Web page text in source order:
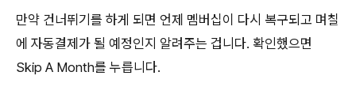
만약 건너뛰기를 하게 되면 언제 멤버십이 다시 복구되고 며칠
에 자동결제가 될 예정인지 알려주는 겁니다. 확인했으면
Skip A Month를 누릅니다.